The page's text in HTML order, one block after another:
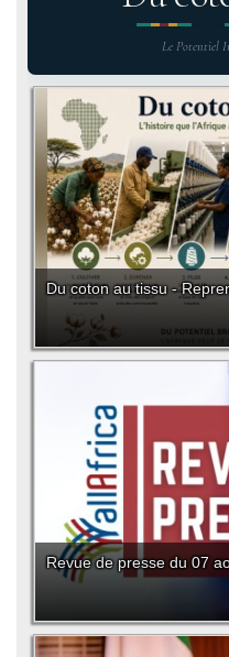
Le Potentiel
Du coton au tissu -
Revue de presse du 07